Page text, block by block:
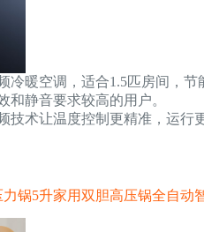
冷暖空调，适合1.5匹房间，
和静音要求较高的用户。
术让温度控制更精准，运行
锅5升家用双胆高压锅全自动